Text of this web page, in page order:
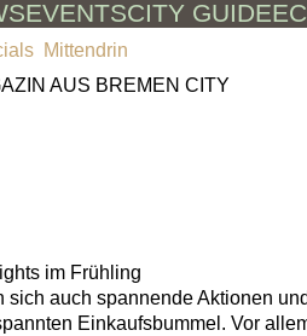
EVENTSCITY GUIDE
Mittendrin
AUS BREMEN CITY
im Frühling
sich auch spannende Aktionen
Einkaufsbummel. Vor